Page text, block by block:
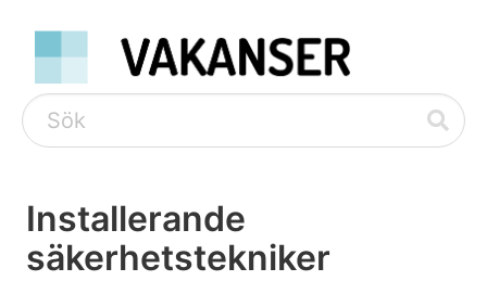
Installerande
säkerhetstekniker